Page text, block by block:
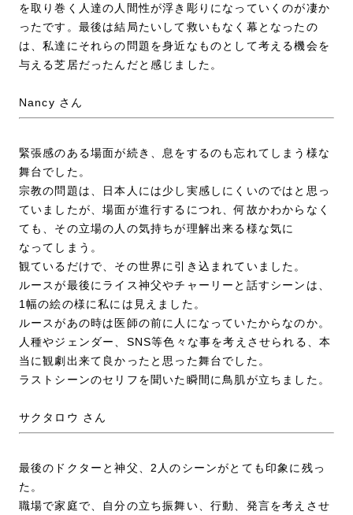
を取り巻く人達の人間性が浮き彫りになっていくのが凄か
ったです。最後は結局たいして救いもなく幕となったの
は、私達にそれらの問題を身近なものとして考える機会を
与える芝居だったんだと感じました。
Nancy さん
緊張感のある場面が続き、息をするのも忘れてしまう様な
舞台でした。
宗教の問題は、日本人には少し実感しにくいのではと思っ
ていましたが、場面が進行するにつれ、何故かわからなく
ても、その立場の人の気持ちが理解出来る様な気に
なってしまう。
観ているだけで、その世界に引き込まれていました。
ルースが最後にライス神父やチャーリーと話すシーンは、
1幅の絵の様に私には見えました。
ルースがあの時は医師の前に人になっていたからなのか。
人種やジェンダー、SNS等色々な事を考えさせられる、本
当に観劇出来て良かったと思った舞台でした。
ラストシーンのセリフを聞いた瞬間に鳥肌が立ちました。
サクタロウ さん
最後のドクターと神父、2人のシーンがとても印象に残っ
た。
職場で家庭で、自分の立ち振舞い、行動、発言を考えさせ